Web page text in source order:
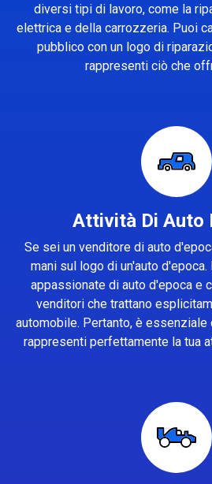
diversi tipi di lavoro, come la
elettrica e della carrozzeria. Puoi
pubblico con un logo di
rappresenti ciò che
Attività Di Auto
Se sei un venditore di auto
mani sul logo di un'auto
appassionate di auto d'epoca e
venditori che trattano
automobile. Pertanto, è essenziale
rappresenti perfettamente la tua